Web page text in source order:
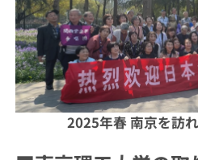
2025年春 南京を訪